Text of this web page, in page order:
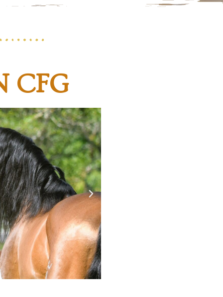
CFG